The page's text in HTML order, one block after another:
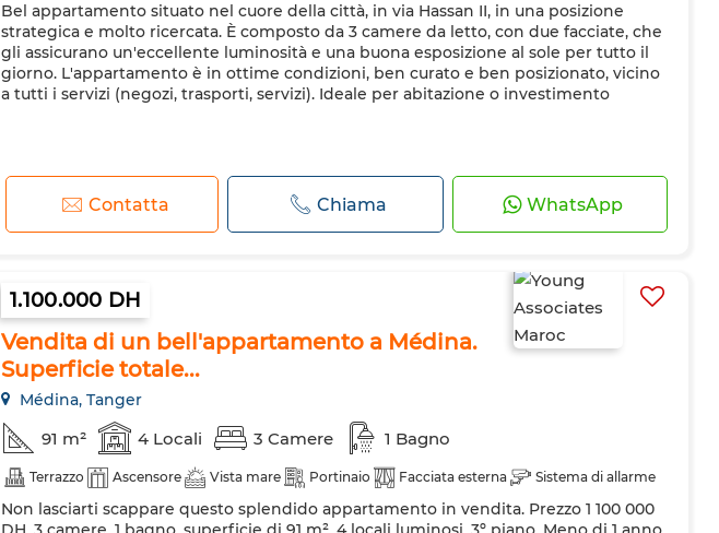
Bel appartamento situato nel cuore della città, in via Hassan II, in una posizione
strategica e molto ricercata. È composto da 3 camere da letto, con due facciate, che
gli assicurano un'eccellente luminosità e una buona esposizione al sole per tutto il
giorno. L'appartamento è in ottime condizioni, ben curato e ben posizionato, vicino
a tutti i servizi (negozi, trasporti, servizi). Ideale per abitazione o investimento
Contatta Chiama WhatsApp
1.100.000 DH
Vendita di un bell'appartamento a Médina.
Superficie totale...
Médina, Tanger
91 m² 4 Locali 3 Camere 1 Bagno
Terrazzo Ascensore Vista mare Portinaio Facciata esterna Sistema di allarme
Non lasciarti scappare questo splendido appartamento in vendita. Prezzo 1 100 000